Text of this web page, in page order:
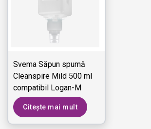
Svema Săpun spumă
Cleanspire Mild 500 ml
compatibil Logan-M
Citește mai mult